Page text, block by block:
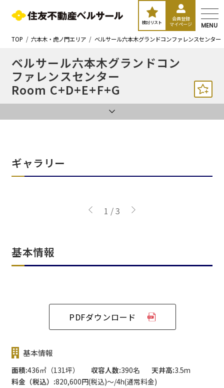
検討リスト
会員登録
マイページ
MENU
TOP
六本木・虎ノ門エリア ベルサール六本木グランドコンファレンスセンター
ベルサール六本木グランドコン
ファレンスセンター
Room C+D+E+F+G
ギャラリー
1 /3
基本情報
PDFダウンロード
基本情報
面積 436㎡（131坪） 収容人数 390名 天井高 3.5m
料金（税込）
820,600円(税込)〜/4h(通常料金)